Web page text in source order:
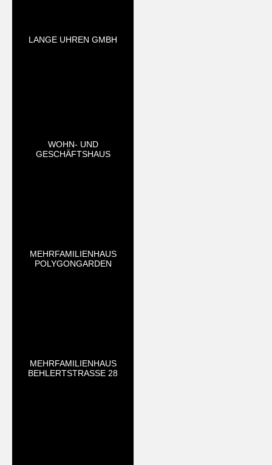
LANGE UHREN GMBH
WOHN- UND
GESCHÄFTSHAUS
MEHRFAMILIENHAUS
POLYGONGARDEN
MEHRFAMILIENHAUS
BEHLERTSTRASSE 28